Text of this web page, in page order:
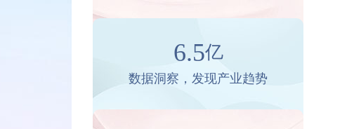
6.5亿
数据洞察，发现产业趋势